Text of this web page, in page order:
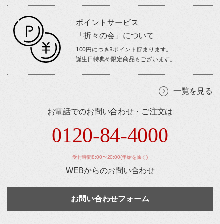
ポイントサービス
「折々の会」について
100円につき3ポイント貯まります。
誕生日特典や限定商品もございます。
一覧を見る
お電話でのお問い合わせ・ご注文は
0120-84-4000
受付時間8:00〜20:00(年始を除く)
WEBからのお問い合わせ
お問い合わせフォーム